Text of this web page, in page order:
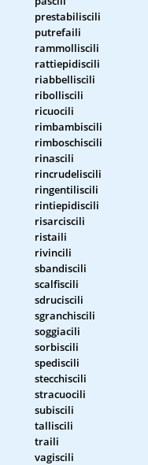
prestabiliscili
putrefaili
rammolliscili
rattiepidiscili
riabbelliscili
ribolliscili
ricuocili
rimbambiscili
rimboschiscili
rinascili
rincrudeliscili
ringentiliscili
rintiepidiscili
risarciscili
ristaili
rivincili
sbandiscili
scalfiscili
sdruciscili
sgranchiscili
soggiacili
sorbiscili
spediscili
stecchiscili
stracuocili
subiscili
talliscili
traili
vagiscili